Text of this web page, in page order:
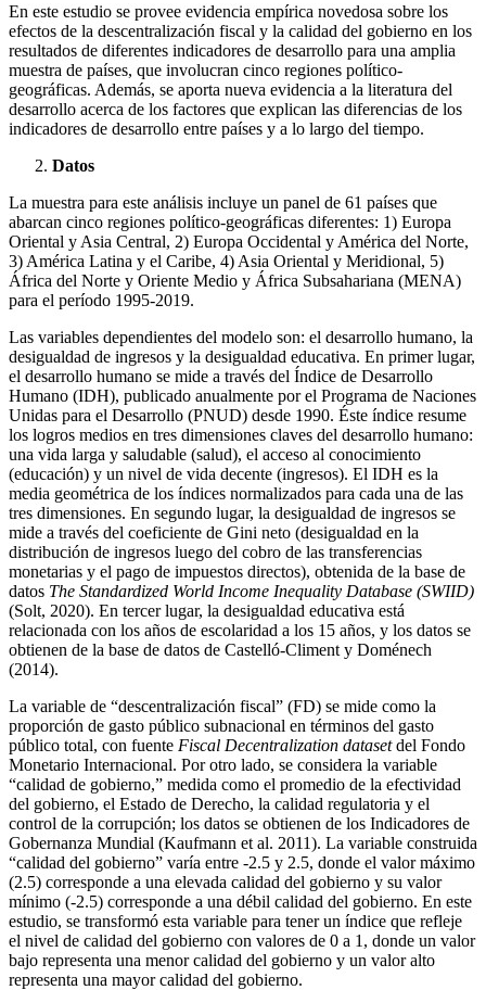
En este estudio se provee evidencia empírica novedosa sobre los
efectos de la descentralización fiscal y la calidad del gobierno en los
resultados de diferentes indicadores de desarrollo para una amplia
muestra de países, que involucran cinco regiones político-
geográficas. Además, se aporta nueva evidencia a la literatura del
desarrollo acerca de los factores que explican las diferencias de los
indicadores de desarrollo entre países y a lo largo del tiempo.
Datos
La muestra para este análisis incluye un panel de 61 países que
abarcan cinco regiones político-geográficas diferentes: 1) Europa
Oriental y Asia Central, 2) Europa Occidental y América del Norte,
3) América Latina y el Caribe, 4) Asia Oriental y Meridional, 5)
África del Norte y Oriente Medio y África Subsahariana (MENA)
para el período 1995-2019.
Las variables dependientes del modelo son: el desarrollo humano, la
desigualdad de ingresos y la desigualdad educativa. En primer lugar,
el desarrollo humano se mide a través del Índice de Desarrollo
Humano (IDH), publicado anualmente por el Programa de Naciones
Unidas para el Desarrollo (PNUD) desde 1990. Éste índice resume
los logros medios en tres dimensiones claves del desarrollo humano:
una vida larga y saludable (salud), el acceso al conocimiento
(educación) y un nivel de vida decente (ingresos). El IDH es la
media geométrica de los índices normalizados para cada una de las
tres dimensiones. En segundo lugar, la desigualdad de ingresos se
mide a través del coeficiente de Gini neto (desigualdad en la
distribución de ingresos luego del cobro de las transferencias
monetarias y el pago de impuestos directos), obtenida de la base de
datos The Standardized World Income Inequality Database (SWIID)
(Solt, 2020). En tercer lugar, la desigualdad educativa está
relacionada con los años de escolaridad a los 15 años, y los datos se
obtienen de la base de datos de Castelló-Climent y Doménech
(2014).
La variable de “descentralización fiscal” (FD) se mide como la
proporción de gasto público subnacional en términos del gasto
público total, con fuente Fiscal Decentralization datasetdel Fondo
Monetario Internacional. Por otro lado, se considera la variable
“calidad de gobierno,” medida como el promedio de la efectividad
del gobierno, el Estado de Derecho, la calidad regulatoria y el
control de la corrupción; los datos se obtienen de los Indicadores de
Gobernanza Mundial (Kaufmann et al. 2011). La variable construida
“calidad del gobierno” varía entre -2.5 y 2.5, donde el valor máximo
(2.5) corresponde a una elevada calidad del gobierno y su valor
mínimo (-2.5) corresponde a una débil calidad del gobierno. En este
estudio, se transformó esta variable para tener un índice que refleje
el nivel de calidad del gobierno con valores de 0 a 1, donde un valor
bajo representa una menor calidad del gobierno y un valor alto
representa una mayor calidad del gobierno.